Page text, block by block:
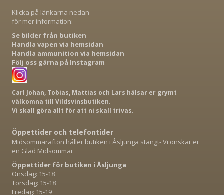
Klicka på länkarna nedan
för mer information:
Se bilder från butiken
Handla vapen via hemsidan
Handla ammunition via hemsidan
Följ oss gärna på Instagram
Carl Johan, Tobias, Mattias och Lars hälsar er grymt
välkomna till Vildsvinsbutiken.
Vi skall göra allt för att ni skall trivas.
Öppettider och telefontider
Midsommarafton håller butiken i Åsljunga stängt- Vi önskar er
en Glad Midsommar
Öppettider för butiken i Åsljunga
Onsdag: 15-18
Torsdag: 15-18
Fredag: 15-19